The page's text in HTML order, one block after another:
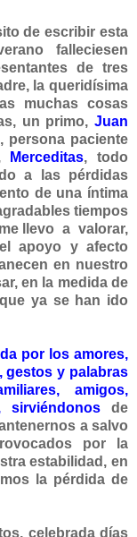
de escribir esta
falleciesen
de tres
la queridísima
muchas cosas
un primo, Juan
persona paciente
Merceditas, todo
a las pérdidas
de una íntima
tiempos
llevo a valorar,
apoyo y afecto
en nuestro
en la medida de
ya se han ido
por los amores,
gestos y palabras
amigos,
sirviéndonos de
a salvo
por la
estabilidad, en
la pérdida de
celebrada días